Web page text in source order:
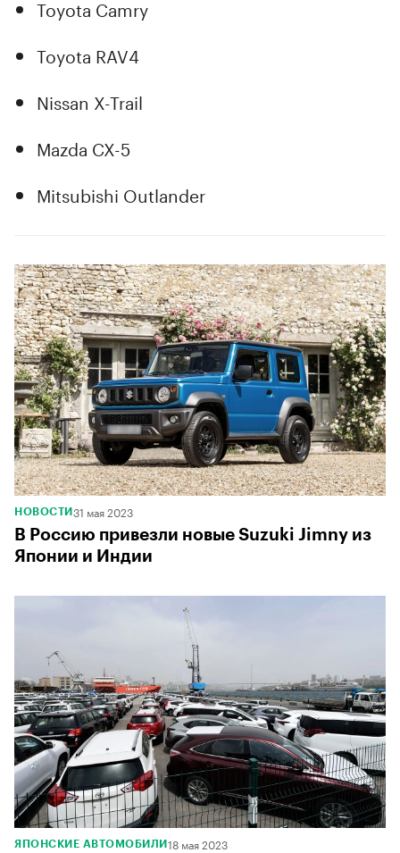
Toyota Camry
Toyota RAV4
Nissan X-Trail
Mazda CX-5
Mitsubishi Outlander
НОВОСТИ 31 мая 2023
В Россию привезли новые Suzuki Jimny из
Японии и Индии
ЯПОНСКИЕ АВТОМОБИЛИ 18 мая 2023